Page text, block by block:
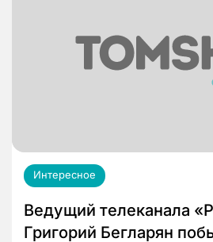
Интересное
Ведущий телеканала
Григорий Бегларян